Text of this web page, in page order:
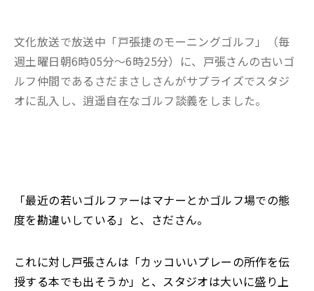
文化放送で放送中「戸張捷のモーニングゴルフ」（毎
週土曜日朝6時05分～6時25分）に、戸張さんの古いゴ
ルフ仲間であるさだまさしさんがサプライズでスタジ
オに乱入し、逍遥自在なゴルフ談義をしました。
「最近の若いゴルファーはマナーとかゴルフ場での態
度を勘違いしている」と、さださん。
これに対し戸張さんは「カッコいいプレーの所作を伝
授する本でも出そうか」と、スタジオは大いに盛り上